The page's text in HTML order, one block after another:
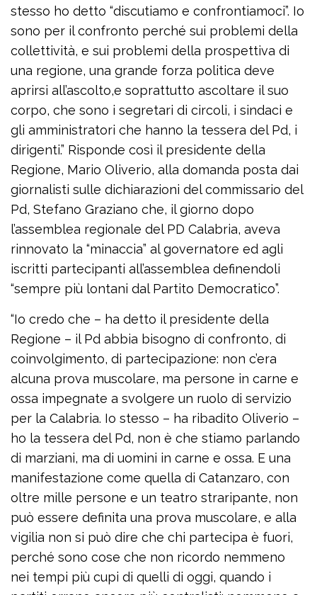
stesso ho detto “discutiamo e confrontiamoci”. Io
sono per il confronto perché sui problemi della
collettività, e sui problemi della prospettiva di
una regione, una grande forza politica deve
aprirsi all’ascolto,e soprattutto ascoltare il suo
corpo, che sono i segretari di circoli, i sindaci e
gli amministratori che hanno la tessera del Pd, i
dirigenti.” Risponde così il presidente della
Regione, Mario Oliverio, alla domanda posta dai
giornalisti sulle dichiarazioni del commissario del
Pd, Stefano Graziano che, il giorno dopo
l’assemblea regionale del PD Calabria, aveva
rinnovato la “minaccia” al governatore ed agli
iscritti partecipanti all’assemblea definendoli
“sempre più lontani dal Partito Democratico”.
“Io credo che – ha detto il presidente della
Regione – il Pd abbia bisogno di confronto, di
coinvolgimento, di partecipazione: non c’era
alcuna prova muscolare, ma persone in carne e
ossa impegnate a svolgere un ruolo di servizio
per la Calabria. Io stesso – ha ribadito Oliverio –
ho la tessera del Pd, non è che stiamo parlando
di marziani, ma di uomini in carne e ossa. E una
manifestazione come quella di Catanzaro, con
oltre mille persone e un teatro straripante, non
può essere definita una prova muscolare, e alla
vigilia non si può dire che chi partecipa è fuori,
perché sono cose che non ricordo nemmeno
nei tempi più cupi di quelli di oggi, quando i